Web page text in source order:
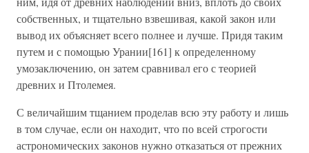
собственных, и тщательно взвешивая, какой закон или
вывод их объясняет всего полнее и лучше. Придя таким
путем и с помощью Урании[161] к определенному
умозаключению, он затем сравнивал его с теорией
древних и Птолемея.
С величайшим тщанием проделав всю эту работу и лишь
в том случае, если он находит, что по всей строгости
астрономических законов нужно отказаться от прежних